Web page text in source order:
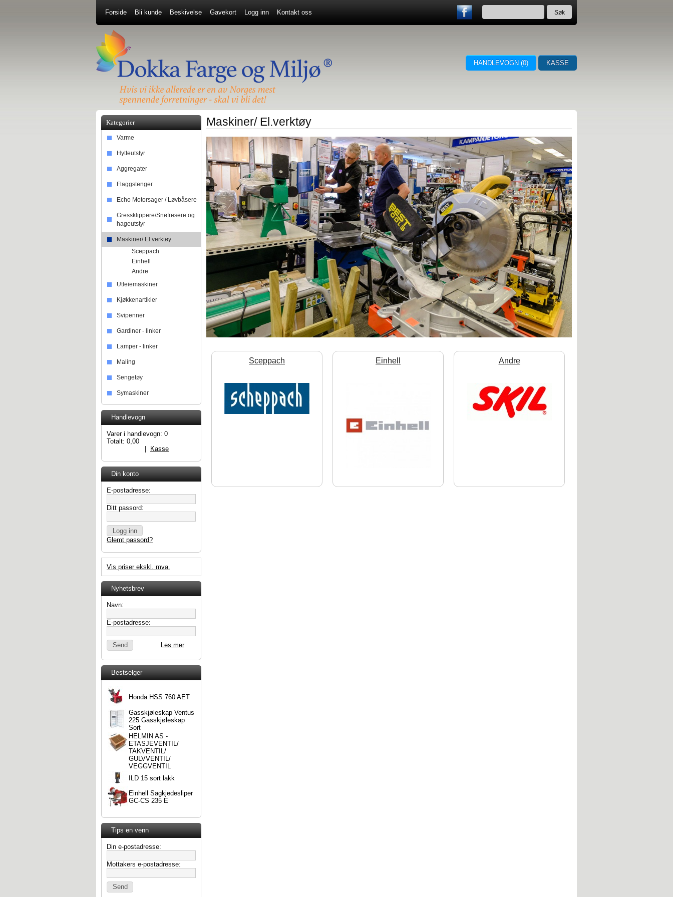
Forside Bli kunde Beskivelse Gavekort Logg inn Kontakt oss
HANDLEVOGN (0) KASSE
Kategorier
Varme
Hytteutstyr
Aggregater
Flaggstenger
Echo Motorsager / Løvbåsere
Gressklippere/Snøfresere og
hageutstyr
Maskiner/ El.verktøy
Sceppach
Einhell
Andre
Utleiemaskiner
Kjøkkenartikler
Svipenner
Gardiner - linker
Lamper - linker
Maling
Sengetøy
Symaskiner
Handlevogn
Varer i handlevogn: 0
Totalt: 0,00
Kasse
Din konto
E-postadresse:
Ditt passord:
Glemt passord?
Vis priser ekskl. mva.
Nyhetsbrev
Navn:
E-postadresse:
Les mer
Bestselger
Honda HSS 760 AET
Gasskjøleskap Ventus
225 Gasskjøleskap
Sort
HELMIN AS -
ETASJEVENTIL/
TAKVENTIL/
GULVVENTIL/
VEGGVENTIL
ILD 15 sort lakk
Einhell Sagkjedesliper
GC-CS 235 E
Tips en venn
Din e-postadresse:
Mottakers e-postadresse:
Maskiner/ El.verktøy
Sceppach Einhell Andre